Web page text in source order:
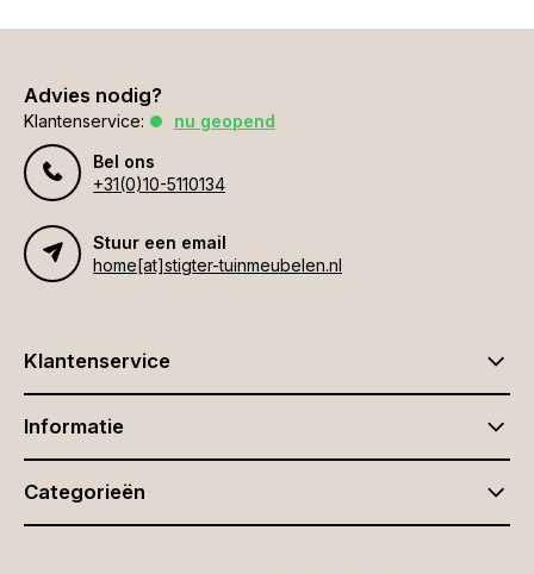
Advies nodig?
Klantenservice:
nu geopend
Bel ons
+31(0)10-5110134
Stuur een email
home[at]stigter-tuinmeubelen.nl
Klantenservice
Informatie
Categorieën